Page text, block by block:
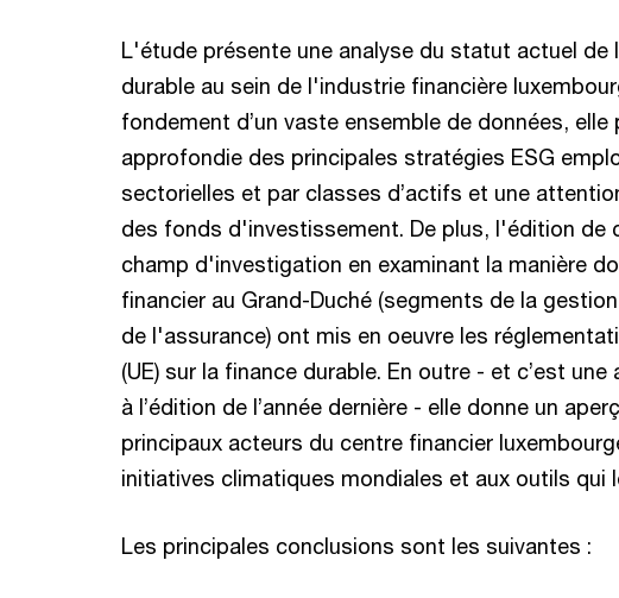
L'étude présente une analyse du statut actuel de
durable au sein de l'industrie financière
fondement d’un vaste ensemble de données, elle
approfondie des principales stratégies ESG
sectorielles et par classes d’actifs et une
des fonds d'investissement. De plus, l'édition de
champ d'investigation en examinant la manière
financier au Grand-Duché (segments de la
de l'assurance) ont mis en oeuvre les
(UE) sur la finance durable. En outre - et c’est
à l’édition de l’année dernière - elle donne un
principaux acteurs du centre financier
initiatives climatiques mondiales et aux outils qui
Les principales conclusions sont les suivantes :